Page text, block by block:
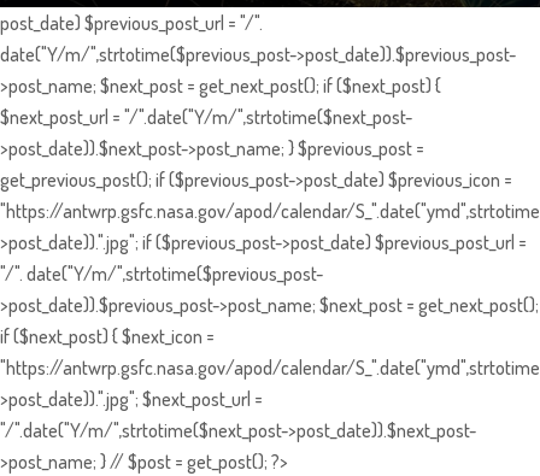
post_date) $previous_post_url = "/".
date("Y/m/",strtotime($previous_post->post_date)).$previous_post-
>post_name; $next_post = get_next_post(); if ($next_post) {
$next_post_url = "/".date("Y/m/",strtotime($next_post-
>post_date)).$next_post->post_name; } $previous_post =
get_previous_post(); if ($previous_post->post_date) $previous_icon =
"https://antwrp.gsfc.nasa.gov/apod/calendar/
>post_date)).".jpg"; if ($previous_post->post_date) $previous_post_url =
"/". date("Y/m/",strtotime($previous_post-
>post_date)).$previous_post->post_name; $next_post = get_next_post();
if ($next_post) { $next_icon =
"https://antwrp.gsfc.nasa.gov/apod/calendar/
>post_date)).".jpg"; $next_post_url =
"/".date("Y/m/",strtotime($next_post->post_date)).$next_post-
>post_name; } // $post = get_post(); ?>